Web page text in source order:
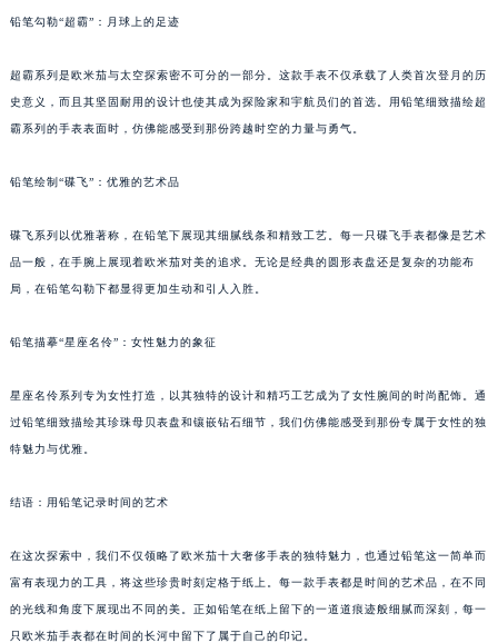
铅笔勾勒“超霸”：月球上的足迹
超霸系列是欧米茄与太空探索密不可分的一部分。这款手表不仅承载了人类首次登月的历
史意义，而且其坚固耐用的设计也使其成为探险家和宇航员们的首选。用铅笔细致描绘超
霸系列的手表表面时，仿佛能感受到那份跨越时空的力量与勇气。
铅笔绘制“碟飞”：优雅的艺术品
碟飞系列以优雅著称，在铅笔下展现其细腻线条和精致工艺。每一只碟飞手表都像是艺术
品一般，在手腕上展现着欧米茄对美的追求。无论是经典的圆形表盘还是复杂的功能布
局，在铅笔勾勒下都显得更加生动和引人入胜。
铅笔描摹“星座名伶”：女性魅力的象征
星座名伶系列专为女性打造，以其独特的设计和精巧工艺成为了女性腕间的时尚配饰。通
过铅笔细致描绘其珍珠母贝表盘和镶嵌钻石细节，我们仿佛能感受到那份专属于女性的独
特魅力与优雅。
结语：用铅笔记录时间的艺术
在这次探索中，我们不仅领略了欧米茄十大奢侈手表的独特魅力，也通过铅笔这一简单而
富有表现力的工具，将这些珍贵时刻定格于纸上。每一款手表都是时间的艺术品，在不同
的光线和角度下展现出不同的美。正如铅笔在纸上留下的一道道痕迹般细腻而深刻，每一
只欧米茄手表都在时间的长河中留下了属于自己的印记。